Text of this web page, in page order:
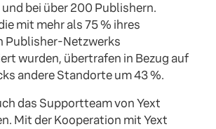
bei über 200 Publishern.
mit mehr als 75 % ihres
Publisher-Netzwerks
wurden, übertrafen in Bezug auf
andere Standorte um 43 %.
das Supportteam von Yext
Mit der Kooperation mit Yext